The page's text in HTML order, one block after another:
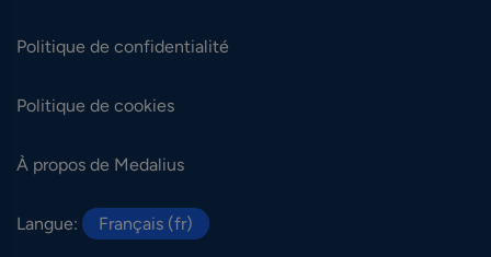
Politique de confidentialité
Politique de cookies
À propos de Medalius
Langue: Français (fr)